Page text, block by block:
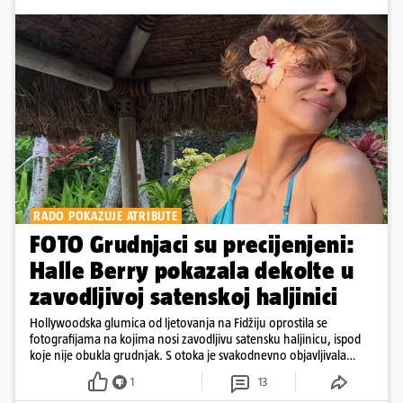
RADO POKAZUJE ATRIBUTE
FOTO Grudnjaci su precijenjeni:
Halle Berry pokazala dekolte u
zavodljivoj satenskoj haljinici
Hollywoodska glumica od ljetovanja na Fidžiju oprostila se
fotografijama na kojima nosi zavodljivu satensku haljinicu, ispod
koje nije obukla grudnjak. S otoka je svakodnevno objavljivala
fotografije u kupaćem
1 13